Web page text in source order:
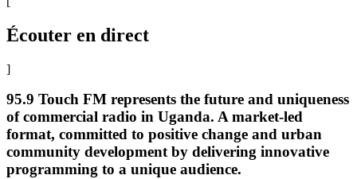
Écouter en direct
]
95.9 Touch FM represents the future and uniqueness
of commercial radio in Uganda. A market-led
format, committed to positive change and urban
community development by delivering innovative
programming to a unique audience.